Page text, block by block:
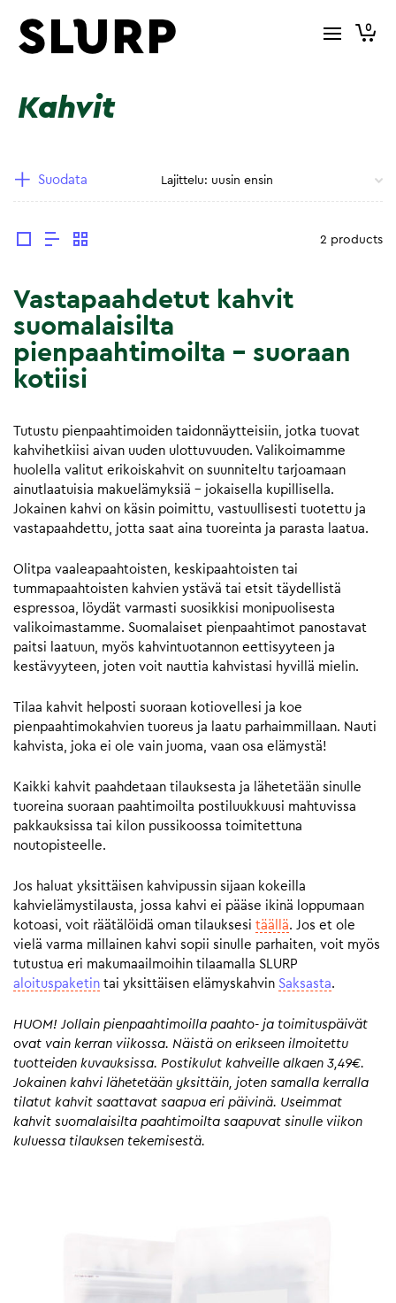
0
Kahvit
Suodata
2 products
Vastapaahdetut kahvit
suomalaisilta
pienpaahtimoilta – suoraan
kotiisi
Tutustu pienpaahtimoiden taidonnäytteisiin, jotka tuovat
kahvihetkiisi aivan uuden ulottuvuuden. Valikoimamme
huolella valitut erikoiskahvit on suunniteltu tarjoamaan
ainutlaatuisia makuelämyksiä – jokaisella kupillisella.
Jokainen kahvi on käsin poimittu, vastuullisesti tuotettu ja
vastapaahdettu, jotta saat aina tuoreinta ja parasta laatua.
Olitpa vaaleapaahtoisten, keskipaahtoisten tai
tummapaahtoisten kahvien ystävä tai etsit täydellistä
espressoa, löydät varmasti suosikkisi monipuolisesta
valikoimastamme. Suomalaiset pienpaahtimot panostavat
paitsi laatuun, myös kahvintuotannon eettisyyteen ja
kestävyyteen, joten voit nauttia kahvistasi hyvillä mielin.
Tilaa kahvit helposti suoraan kotiovellesi ja koe
pienpaahtimokahvien tuoreus ja laatu parhaimmillaan. Nauti
kahvista, joka ei ole vain juoma, vaan osa elämystä!
Kaikki kahvit paahdetaan tilauksesta ja lähetetään sinulle
tuoreina suoraan paahtimoilta postiluukkuusi mahtuvissa
pakkauksissa tai kilon pussikoossa toimitettuna
noutopisteelle.
Jos haluat yksittäisen kahvipussin sijaan kokeilla
kahvielämystilausta, jossa kahvi ei pääse ikinä loppumaan
kotoasi, voit räätälöidä oman tilauksesi täällä. Jos et ole
vielä varma millainen kahvi sopii sinulle parhaiten, voit myös
tutustua eri makumaailmoihin tilaamalla SLURP
aloituspaketin tai yksittäisen elämyskahvin Saksasta.
HUOM! Jollain pienpaahtimoilla paahto- ja toimituspäivät
ovat vain kerran viikossa. Näistä on erikseen ilmoitettu
tuotteiden kuvauksissa. Postikulut kahveille alkaen 3,49€.
Jokainen kahvi lähetetään yksittäin, joten samalla kerralla
tilatut kahvit saattavat saapua eri päivinä. Useimmat
kahvit suomalaisilta paahtimoilta saapuvat sinulle viikon
kuluessa tilauksen tekemisestä.